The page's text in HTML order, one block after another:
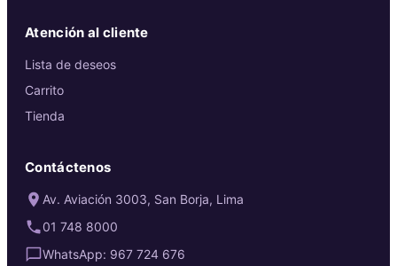
Atención al cliente
Lista de deseos
Carrito
Tienda
Contáctenos
Av. Aviación 3003, San Borja, Lima
01 748 8000
WhatsApp: 967 724 676